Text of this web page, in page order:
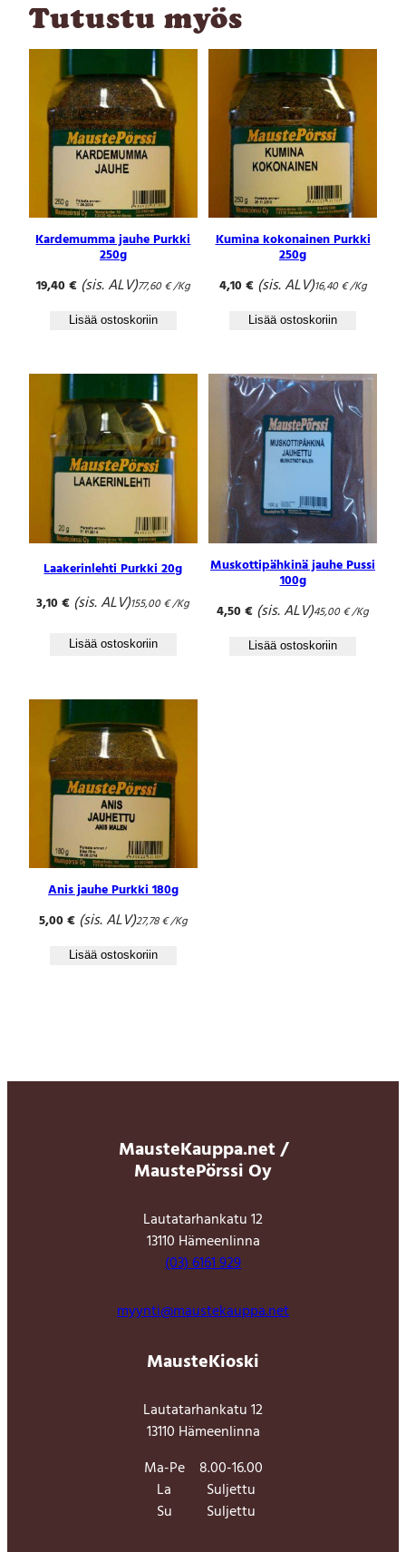
j
h
e
P
u
r
i
6
g
Tutustu myös
Kardemumma jauhe Purkki
250g
19,40€ (sis. ALV)77,60€/Kg
Lisää ostoskoriin
Kumina kokonainen Purkki
250g
4,10€ (sis. ALV)16,40€/Kg
Lisää ostoskoriin
Laakerinlehti Purkki 20g
3,10€ (sis. ALV)155,00€/Kg
Lisää ostoskoriin
Muskottipähkinä jauhe Pussi
100g
4,50€ (sis. ALV)45,00€/Kg
Lisää ostoskoriin
Anis jauhe Purkki 180g
5,00€ (sis. ALV)27,78€/Kg
Lisää ostoskoriin
MausteKauppa.net /
MaustePörssi Oy
Lautatarhankatu 12
13110 Hämeenlinna
(03) 6161 929
myynti@maustekauppa.net
MausteKioski
Lautatarhankatu 12
13110 Hämeenlinna
Ma-Pe
8.00-16.00
La
Suljettu
Su
Suljettu